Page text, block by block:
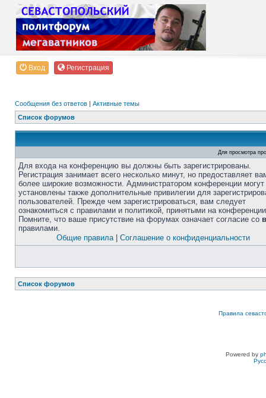
Вход Регистрация
Сообщения без ответов | Активные темы
Список форумов
Для просмотра
Для входа на конференцию вы должны быть зарегистрированы.
Регистрация занимает всего несколько минут, но предоставляет
более широкие возможности. Администратором конференции
установлены также дополнительные привилегии для
пользователей. Прежде чем зарегистрироваться, вам следует
ознакомиться с правилами и политикой, принятыми на
Помните, что ваше присутствие на форумах означает согласие со
правилами.
Общие правила| Соглашение о конфиденциальности
Список форумов
Правила
Powered by